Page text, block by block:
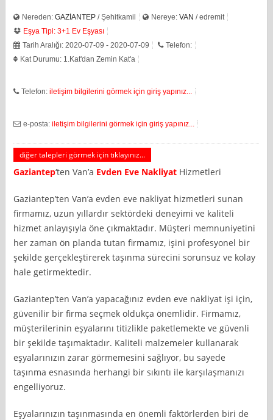
Nereden:GAZİANTEP / Şehitkamil Nereye:VAN / edremit
Eşya Tipi: 3+1 Ev Eşyası
Tarih Aralığı: 2020-07-09 - 2020-07-09
Telefon:
Kat Durumu: 1.Kat'dan Zemin Kat'a
Telefon:iletişim bilgilerini görmek için giriş yapınız...
e-posta:iletişim bilgilerini görmek için giriş yapınız...
diğer talepleri görmek için tıklayınız...
Gaziantep‘ten Van’a Evden Eve Nakliyat Hizmetleri
Gaziantep’ten Van’a evden eve nakliyat hizmetleri sunan
firmamız, uzun yıllardır sektördeki deneyimi ve kaliteli
hizmet anlayışıyla öne çıkmaktadır. Müşteri memnuniyetini
her zaman ön planda tutan firmamız, işini profesyonel bir
şekilde gerçekleştirerek taşınma sürecini sorunsuz ve kolay
hale getirmektedir.
Gaziantep’ten Van’a yapacağınız evden eve nakliyat işi için,
güvenilir bir firma seçmek oldukça önemlidir. Firmamız,
müşterilerinin eşyalarını titizlikle paketlemekte ve güvenli
bir şekilde taşımaktadır. Kaliteli malzemeler kullanarak
eşyalarınızın zarar görmemesini sağlıyor, bu sayede
taşınma esnasında herhangi bir sıkıntı ile karşılaşmanızı
engelliyoruz.
Eşyalarınızın taşınmasında en önemli faktörlerden biri de